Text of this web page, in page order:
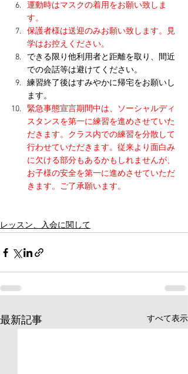
運動時はマスクの着用をお願い致しま
す。
保護者様は送迎のみお願い致します。見
学はお控えください。
できる限り他利用者と距離を取り、間近
での会話等は避けてください。
練習終了後はすみやかに帰宅をお願いし
ます。
緊急事態宣言期間中は、ソーシャルディ
スタンスを第一に練習を進めさせていた
だきます。クラス内での練習を分散して
行わせていただきます。従来より面白み
に欠ける部分もあるかもしれませんが、
お子様の安全を第一に進めさせていただ
きます。ご了承願います。
レッスン、入会に関して
最新記事 すべて表示